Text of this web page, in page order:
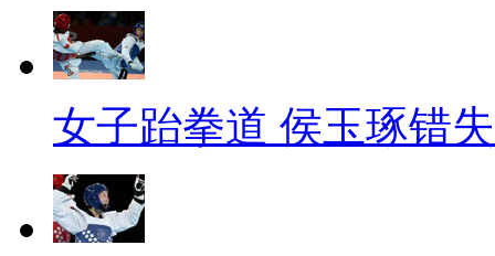
女子跆拳道 侯玉琢错